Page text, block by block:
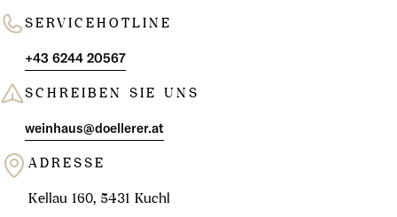
SERVICEHOTLINE
+43 6244 20567
SCHREIBEN SIE UNS
weinhaus@doellerer.at
ADRESSE
Kellau 160, 5431 Kuchl